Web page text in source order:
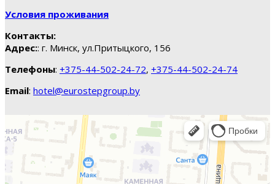
Условия проживания
Контакты:
Адрес:: г. Минск, ул.Притыцкого, 156
Телефоны: +375-44-502-24-72, +375-44-502-24-74
Email: hotel@eurostepgroup.by